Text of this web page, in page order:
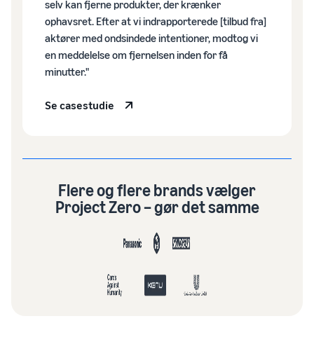
selv kan fjerne produkter, der krænker
ophavsret. Efter at vi indrapporterede [tilbud fra]
aktører med ondsindede intentioner, modtog vi
en meddelelse om fjernelsen inden for få
minutter."
Se casestudie
Flere og flere brands vælger
Project Zero – gør det samme